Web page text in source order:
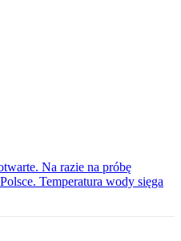
Na razie na próbę
Temperatura wody sięga